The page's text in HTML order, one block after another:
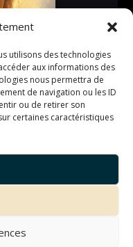
utilisons des technologies
aux informations des
nous permettra de
de navigation ou les ID
ou de retirer son
certaines caractéristiques